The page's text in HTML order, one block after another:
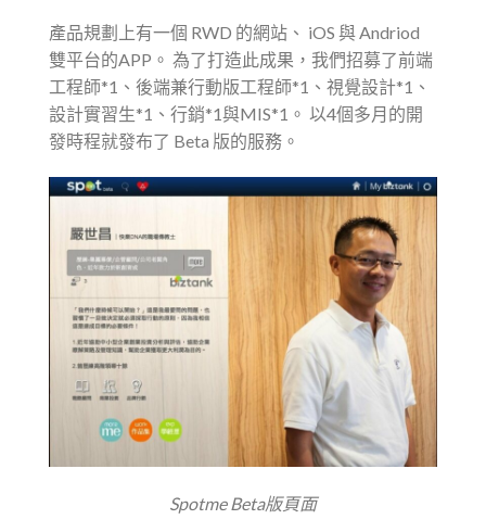
產品規劃上有一個 RWD 的網站、 iOS 與 Andriod
雙平台的APP。 為了打造此成果，我們招募了前端
工程師*1、後端兼行動版工程師*1、視覺設計*1、
設計實習生*1、行銷*1與MIS*1。 以4個多月的開
發時程就發布了 Beta 版的服務。
Spotme Beta版頁面